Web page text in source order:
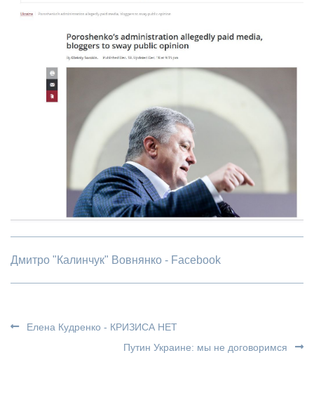
Дмитро "Калинчук" Вовнянко - Facebook
Елена Кудренко - КРИЗИСА НЕТ
Путин Украине: мы не договоримся